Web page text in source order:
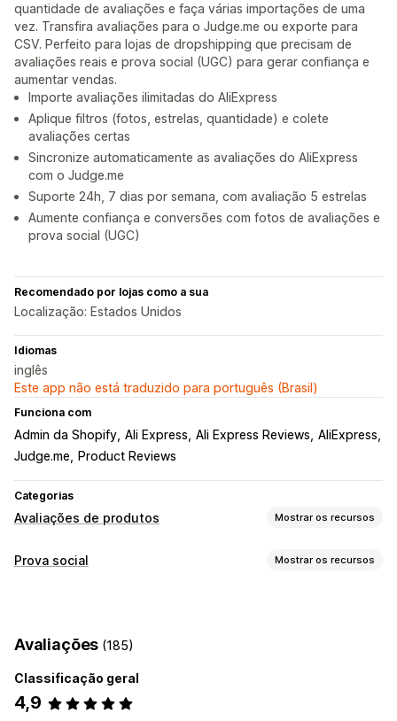
quantidade de avaliações e faça várias importações de uma
vez. Transfira avaliações para o Judge.me ou exporte para
CSV. Perfeito para lojas de dropshipping que precisam de
avaliações reais e prova social (UGC) para gerar confiança e
aumentar vendas.
Importe avaliações ilimitadas do AliExpress
Aplique filtros (fotos, estrelas, quantidade) e colete
avaliações certas
Sincronize automaticamente as avaliações do AliExpress
com o Judge.me
Suporte 24h, 7 dias por semana, com avaliação 5 estrelas
Aumente confiança e conversões com fotos de avaliações e
prova social (UGC)
Recomendado por lojas como a sua
Localização: Estados Unidos
Idiomas
inglês
Este app não está traduzido para português (Brasil)
Funciona com
Admin da Shopify Ali Express Ali Express Reviews AliExpress
Judge.me
Product Reviews
Categorias
Avaliações de produtos Mostrar os recursos
Opções de exibição
Perguntas e respostas
Filtragem
Rich snippets
Maneiras de obter avaliações
Prova social Mostrar os recursos
Avaliações (185)
Classificação geral
4,9